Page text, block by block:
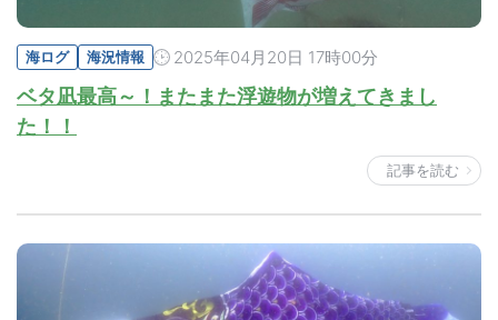
海ログ 海況情報 2025年04月20日 17時00分
ベタ凪最高～！またまた浮遊物が増えてきまし
た！！
記事を読む